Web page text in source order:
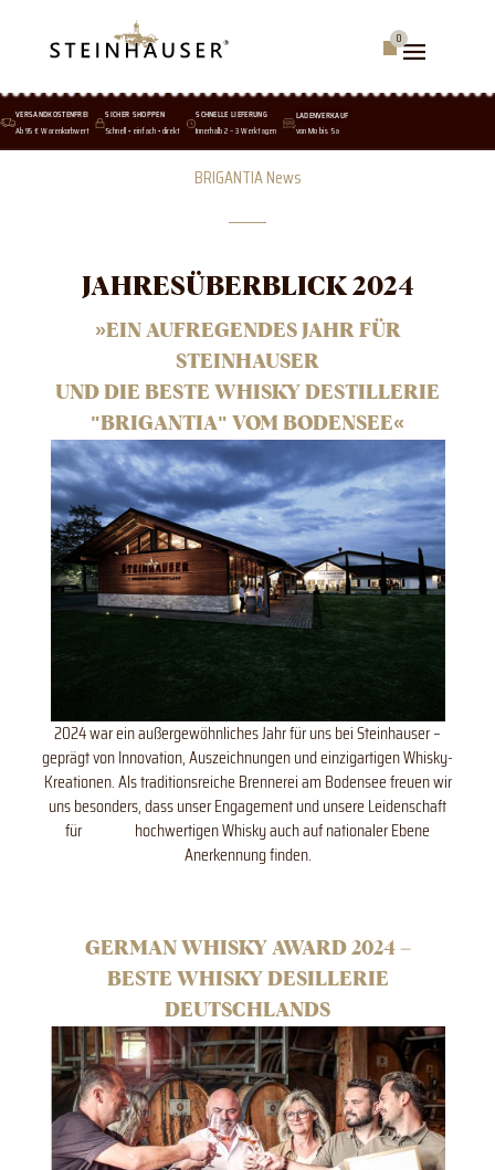
0
Warenkorb
VERSANDKOSTENFREI
Ab 95 € Warenkorbwert
SICHER SHOPPEN
Schnell • einfach • direkt
SCHNELLE LIEFERUNG
Innerhalb 2 – 3 Werktagen
LADENVERKAUF
von Mo bis Sa
BRIGANTIA News
JAHRESÜBERBLICK 2024
»EIN AUFREGENDES JAHR FÜR
STEINHAUSER
UND DIE BESTE WHISKY DESTILLERIE
"BRIGANTIA" VOM BODENSEE«
2024 war ein außergewöhnliches Jahr für uns bei Steinhauser –
geprägt von Innovation, Auszeichnungen und einzigartigen Whisky-
Kreationen. Als traditionsreiche Brennerei am Bodensee freuen wir
uns besonders, dass unser Engagement und unsere Leidenschaft
für hochwertigen Whisky auch auf nationaler Ebene
Anerkennung finden.
GERMAN WHISKY AWARD 2024 –
BESTE WHISKY DESILLERIE
DEUTSCHLANDS